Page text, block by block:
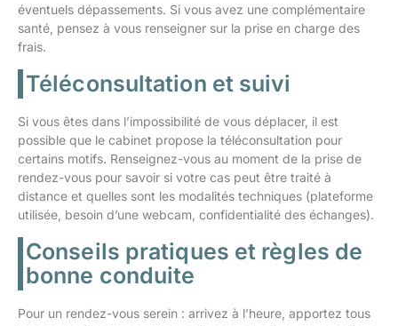
éventuels dépassements. Si vous avez une complémentaire
santé, pensez à vous renseigner sur la prise en charge des
frais.
Téléconsultation et suivi
Si vous êtes dans l’impossibilité de vous déplacer, il est
possible que le cabinet propose la téléconsultation pour
certains motifs. Renseignez-vous au moment de la prise de
rendez-vous pour savoir si votre cas peut être traité à
distance et quelles sont les modalités techniques (plateforme
utilisée, besoin d’une webcam, confidentialité des échanges).
Conseils pratiques et règles de
bonne conduite
Pour un rendez-vous serein : arrivez à l’heure, apportez tous